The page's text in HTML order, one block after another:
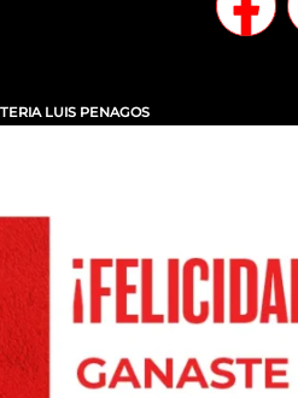
LUIS PENAGOS